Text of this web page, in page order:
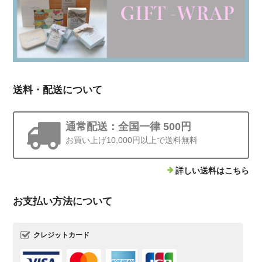
送料・配送について
通常配送：全国一律 500円
お買い上げ10,000円以上で送料無料
詳しい送料はこちら
お支払い方法について
クレジットカード